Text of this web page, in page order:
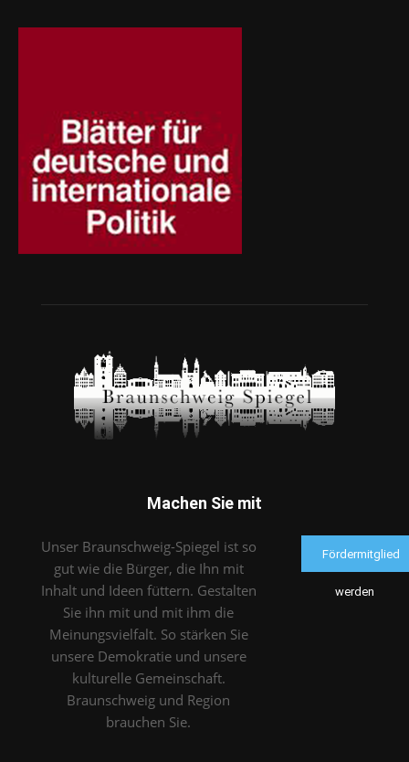
Machen Sie mit
Unser Braunschweig-Spiegel ist so
gut wie die Bürger, die Ihn mit
Inhalt und Ideen füttern. Gestalten
Sie ihn mit und mit ihm die
Meinungsvielfalt. So stärken Sie
unsere Demokratie und unsere
kulturelle Gemeinschaft.
Braunschweig und Region
brauchen Sie.
Fördermitglied
werden